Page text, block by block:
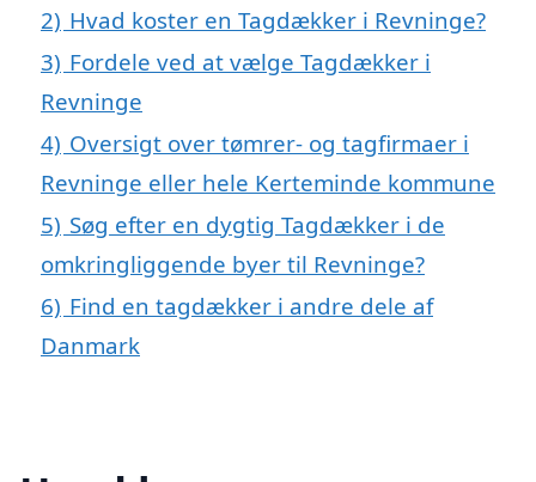
2) Hvad koster en Tagdækker i Revninge?
3) Fordele ved at vælge Tagdækker i
Revninge
4) Oversigt over tømrer- og tagfirmaer i
Revninge eller hele Kerteminde kommune
5) Søg efter en dygtig Tagdækker i de
omkringliggende byer til Revninge?
6) Find en tagdækker i andre dele af
Danmark